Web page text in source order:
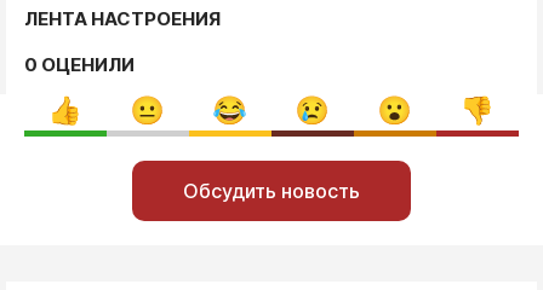
ЛЕНТА НАСТРОЕНИЯ
0 ОЦЕНИЛИ
Обсудить новость